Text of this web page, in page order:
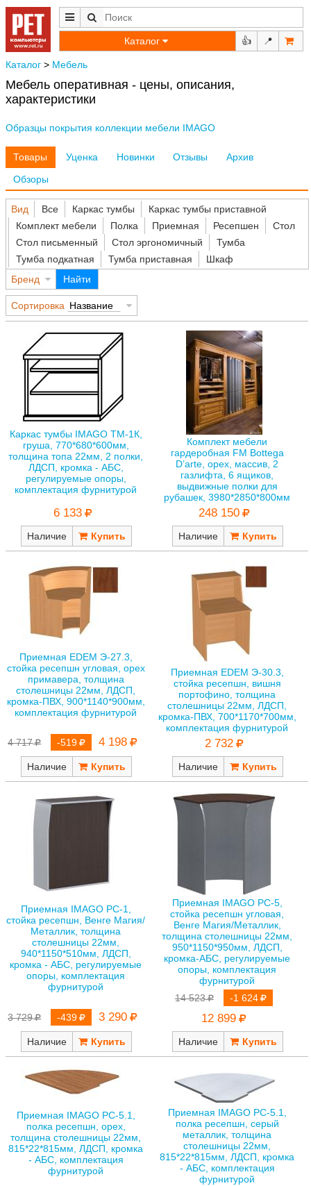
Каталог 👍 📍
Каталог > Мебель
Мебель оперативная - цены, описания,
характеристики
Образцы покрытия коллекции мебели IMAGO
Товары Уценка Новинки Отзывы
Архив
Обзоры
Вид Все Каркас тумбы
Каркас тумбы приставной
Комплект мебели
Полка Приемная Ресепшен
Стол
Стол письменный
Стол эргономичный
Тумба
Тумба подкатная
Тумба приставная
Шкаф
Бренд
Найти
Сортировка Название
Каркас тумбы IMAGO ТМ-1К,
груша, 770*680*600мм,
толщина топа 22мм, 2 полки,
ЛДСП, кромка - АБС,
регулируемые опоры,
комплектация фурнитурой
6 133
Наличие
Комплект мебели
гардеробная FM Bottega
D’arte, орех, массив, 2
газлифта, 6 ящиков,
выдвижные полки для
рубашек, 3980*2850*800мм
248 150
Наличие
Приемная EDEM Э-27.3,
стойка ресепшн угловая, орех
примавера, толщина
столешницы 22мм, ЛДСП,
кромка-ПВХ, 900*1140*900мм,
комплектация фурнитурой
4 717 -519 4 198
Наличие
Приемная EDEM Э-30.3,
стойка ресепшн, вишня
портофино, толщина
столешницы 22мм, ЛДСП,
кромка-ПВХ, 700*1170*700мм,
комплектация фурнитурой
2 732
Наличие
Приемная IMAGO РС-1,
стойка ресепшн, Венге Магия/
Металлик, толщина
столешницы 22мм,
940*1150*510мм, ЛДСП,
кромка - АБС, регулируемые
опоры, комплектация
фурнитурой
3 729 -439 3 290
Наличие
Приемная IMAGO РС-5,
стойка ресепшн угловая,
Венге Магия/Металлик,
толщина столешницы 22мм,
950*1150*950мм, ЛДСП,
кромка-АБС, регулируемые
опоры, комплектация
фурнитурой
14 523
-1 624
12 899
Наличие
Приемная IMAGO РС-5.1,
полка ресепшн, орех,
толщина столешницы 22мм,
815*22*815мм, ЛДСП, кромка
- АБС, комплектация
фурнитурой
Приемная IMAGO РС-5.1,
полка ресепшн, серый
металлик, толщина
столешницы 22мм,
815*22*815мм, ЛДСП, кромка
- АБС, комплектация
фурнитурой